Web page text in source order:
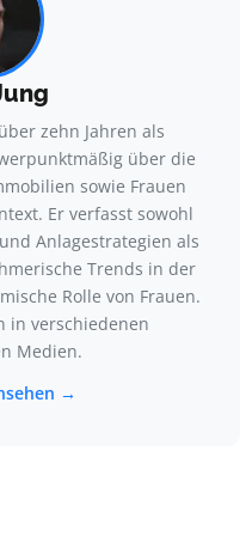
zehn Jahren als
über die
sowie Frauen
Er verfasst sowohl
Anlagestrategien als
Trends in der
Rolle von Frauen.
in verschiedenen
Medien.
→